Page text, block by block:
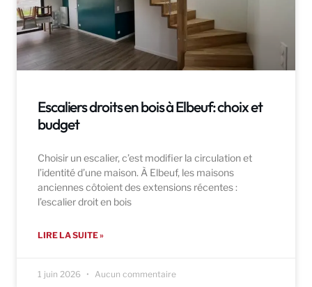
Escaliers droits en bois à Elbeuf: choix et
budget
Choisir un escalier, c’est modifier la circulation et
l’identité d’une maison. À Elbeuf, les maisons
anciennes côtoient des extensions récentes :
l’escalier droit en bois
LIRE LA SUITE »
1 juin 2026 Aucun commentaire